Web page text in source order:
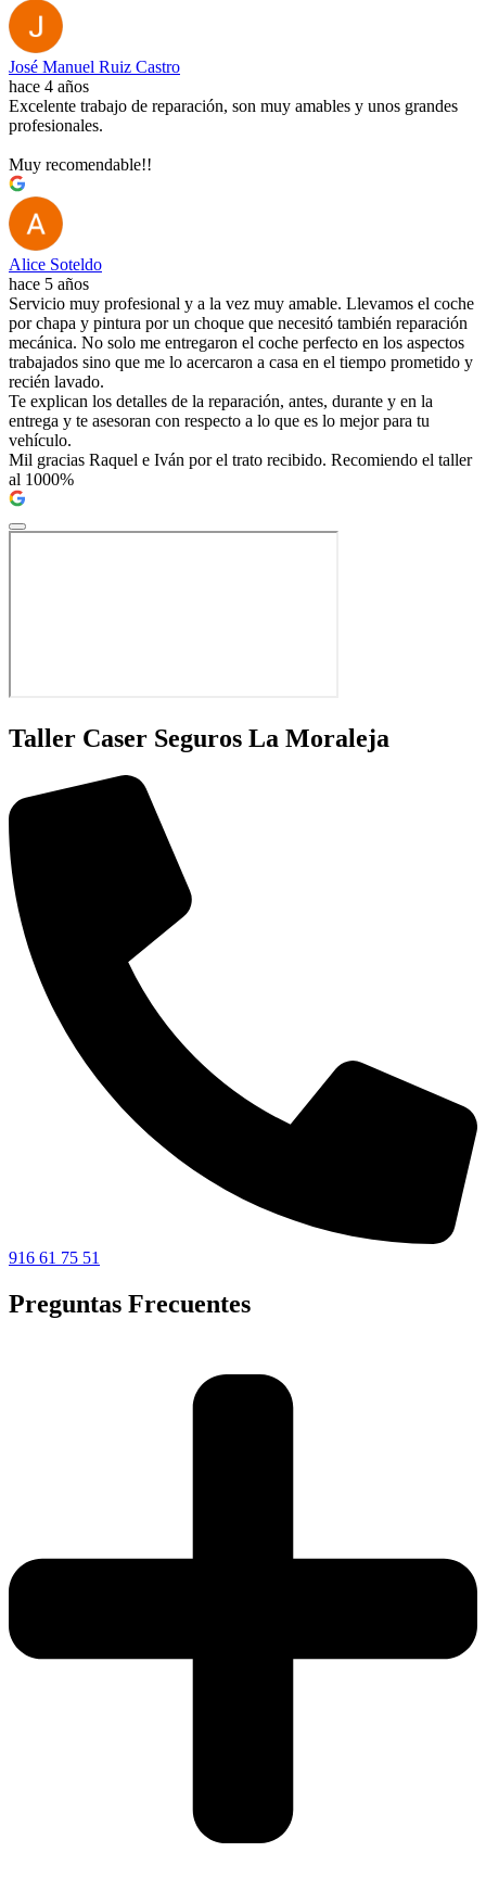
José Manuel Ruiz Castro
hace 4 años
Excelente trabajo de reparación, son muy amables y unos grandes
profesionales.
Muy recomendable!!
Alice Soteldo
hace 5 años
Servicio muy profesional y a la vez muy amable. Llevamos el coche
por chapa y pintura por un choque que necesitó también reparación
mecánica. No solo me entregaron el coche perfecto en los aspectos
trabajados sino que me lo acercaron a casa en el tiempo prometido y
recién lavado.
Te explican los detalles de la reparación, antes, durante y en la
entrega y te asesoran con respecto a lo que es lo mejor para tu
vehículo.
Mil gracias Raquel e Iván por el trato recibido. Recomiendo el taller
al 1000%
Taller Caser Seguros La Moraleja
916 61 75 51
Preguntas Frecuentes